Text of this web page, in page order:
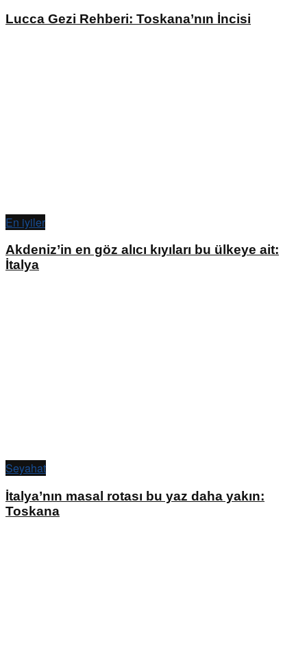
Lucca Gezi Rehberi: Toskana’nın İncisi
En iyiler
Akdeniz’in en göz alıcı kıyıları bu ülkeye ait:
İtalya
Seyahat
İtalya’nın masal rotası bu yaz daha yakın:
Toskana